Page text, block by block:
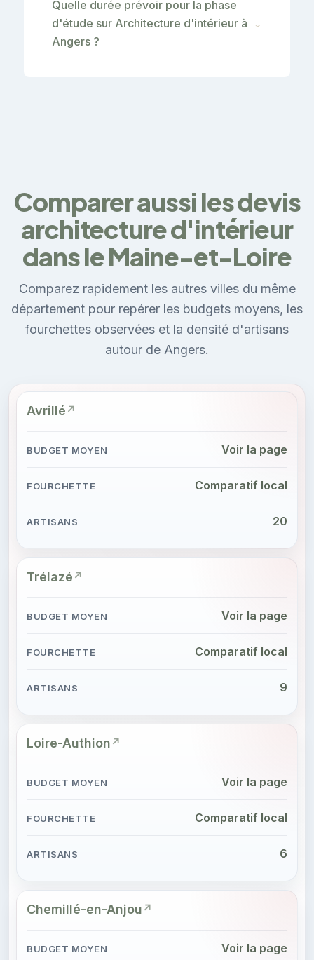
Quelle durée prévoir pour la phase
d'étude sur Architecture d'intérieur à
Angers ?
⌄
Comparer aussi les devis
architecture d'intérieur
dans le Maine-et-Loire
Comparez rapidement les autres villes du même
département pour repérer les budgets moyens, les
fourchettes observées et la densité d'artisans
autour de Angers.
Avrillé
Voir la page
Comparatif local
20
Trélazé
Voir la page
Comparatif local
9
Loire-Authion
Voir la page
Comparatif local
6
Chemillé-en-Anjou
Voir la page